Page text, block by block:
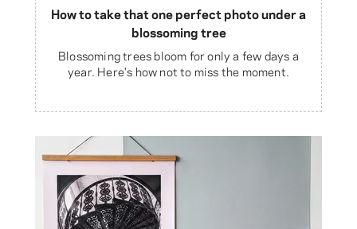
How to take that one perfect photo under a
blossoming tree
Blossoming trees bloom for only a few days a
year. Here's how not to miss the moment.